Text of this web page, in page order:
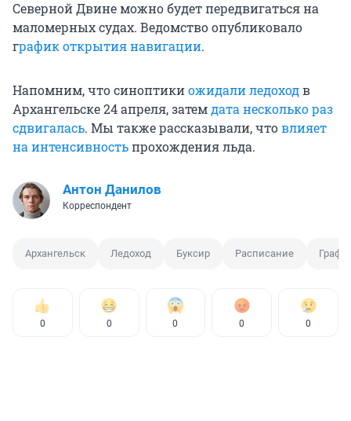
Северной Двине можно будет передвигаться на
маломерных судах. Ведомство опубликовало
график открытия навигации.
Напомним, что синоптикиожидали ледоходв
Архангельске 24 апреля, затемдата несколько раз
сдвигалась. Мы также рассказывали, чтовлияет
на интенсивностьпрохождения льда.
Антон Данилов
Корреспондент
Архангельск Ледоход Буксир Расписание
0 0 0 0 0